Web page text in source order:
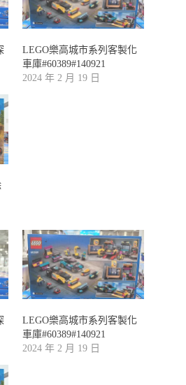
LEGO樂高城市系列客製化
車庫#60389#140921
2024 年 2 月 19 日
LEGO樂高城市系列客製化
車庫#60389#140921
2024 年 2 月 19 日